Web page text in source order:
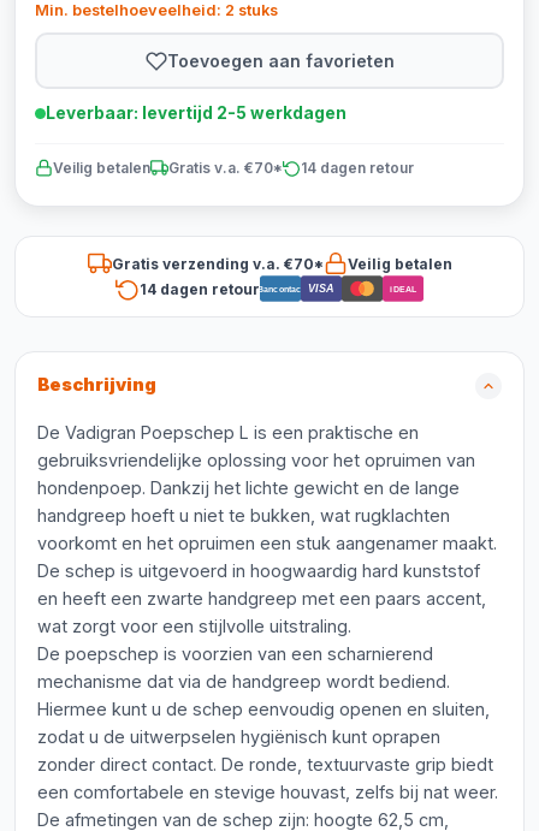
Min. bestelhoeveelheid: 2 stuks
Toevoegen aan favorieten
Leverbaar: levertijd 2-5 werkdagen
Veilig betalen Gratis v.a. €70* 14 dagen retour
Gratis verzending v.a. €70*
Veilig betalen
14 dagen retourBancontact VISA iDEAL
Beschrijving
De Vadigran Poepschep L is een praktische en
gebruiksvriendelijke oplossing voor het opruimen van
hondenpoep. Dankzij het lichte gewicht en de lange
handgreep hoeft u niet te bukken, wat rugklachten
voorkomt en het opruimen een stuk aangenamer maakt.
De schep is uitgevoerd in hoogwaardig hard kunststof
en heeft een zwarte handgreep met een paars accent,
wat zorgt voor een stijlvolle uitstraling.
De poepschep is voorzien van een scharnierend
mechanisme dat via de handgreep wordt bediend.
Hiermee kunt u de schep eenvoudig openen en sluiten,
zodat u de uitwerpselen hygiënisch kunt oprapen
zonder direct contact. De ronde, textuurvaste grip biedt
een comfortabele en stevige houvast, zelfs bij nat weer.
De afmetingen van de schep zijn: hoogte 62,5 cm,